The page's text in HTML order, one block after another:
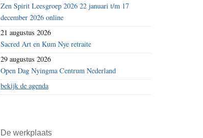
Zen Spirit Leesgroep 2026 22 januari t/m 17
december 2026 online
21 augustus 2026
Sacred Art en Kum Nye retraite
29 augustus 2026
Open Dag Nyingma Centrum Nederland
bekijk de agenda
De werkplaats